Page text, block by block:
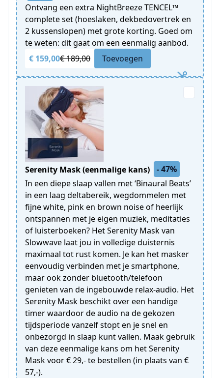
Ontvang een extra NightBreeze TENCEL™
complete set (hoeslaken, dekbedovertrek en
2 kussenslopen) met grote korting. Goed om
te weten: dit gaat om een eenmalig aanbod.
€ 159,00€ 189,00 Toevoegen
Serenity Mask (eenmalige kans)
- 47%
In een diepe slaap vallen met ‘Binaural Beats’
in een laag deltabereik, wegdommelen met
fijne white, pink en brown noise of heerlijk
ontspannen met je eigen muziek, meditaties
of luisterboeken? Het Serenity Mask van
Slowwave laat jou in volledige duisternis
maximaal tot rust komen. Je kan het masker
eenvoudig verbinden met je smartphone,
maar ook zonder bluetooth/telefoon
genieten van de ingebouwde relax-audio. Het
Serenity Mask beschikt over een handige
timer waardoor de audio na de gekozen
tijdsperiode vanzelf stopt en je snel en
onbezorgd in slaap kunt vallen. Maak gebruik
van deze eenmalige kans om het Serenity
Mask voor € 29,- te bestellen (in plaats van €
57,-).